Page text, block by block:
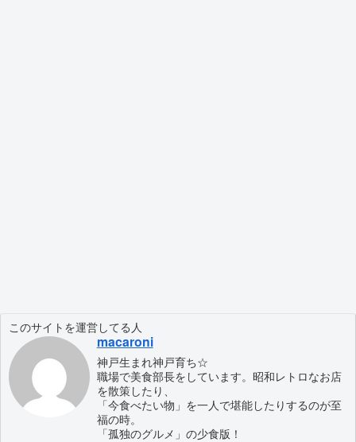
このサイトを運営してる人
macaroni
神戸生まれ神戸育ち☆
職場で美食部長をしています。昭和レトロなお店
を散策したり、
「今食べたい物」を一人で堪能したりするのが至
福の時。
「孤独のグルメ」の少食版！